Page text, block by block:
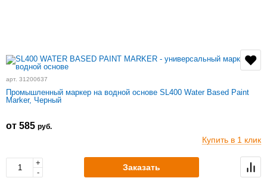
арт. 31200637
Промышленный маркер на водной основе SL400 Water Based Paint
Marker, Черный
от 585 руб.
Купить в 1 клик
+
-
Заказать